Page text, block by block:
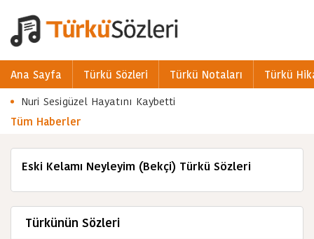
Ana Sayfa Türkü Sözleri Türkü Notaları
Türkü
Nuri Sesigüzel Hayatını Kaybetti
Tüm Haberler
Eski Kelamı Neyleyim (Bekçi) Türkü Sözleri
Türkünün Sözleri